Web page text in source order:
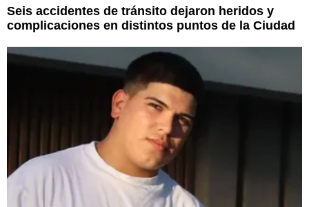
Seis accidentes de tránsito dejaron heridos y
complicaciones en distintos puntos de la Ciudad